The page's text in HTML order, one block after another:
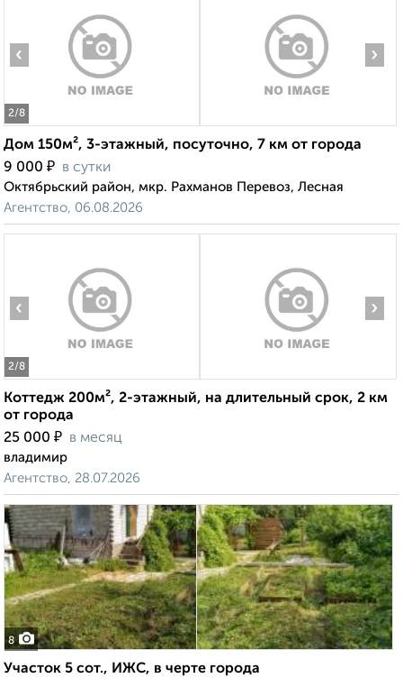
2/8
‹ ›
Дом 150м², 3-этажный, посуточно, 7 км от города
9 000 ₽ в сутки
Октябрьский район, мкр. Рахманов Перевоз, Лесная
Агентство, 06.08.2026
2/8
‹ ›
Коттедж 200м², 2-этажный, на длительный срок, 2 км
от города
25 000 ₽ в месяц
владимир
Агентство, 28.07.2026
8
Участок 5 сот., ИЖС, в черте города